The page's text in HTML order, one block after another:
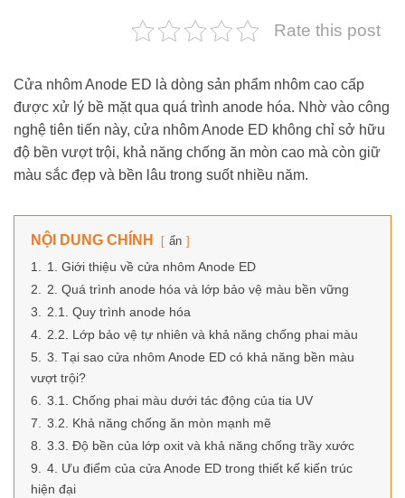
Rate this post
Cửa nhôm Anode ED là dòng sản phẩm nhôm cao cấp
được xử lý bề mặt qua quá trình anode hóa. Nhờ vào công
nghệ tiên tiến này, cửa nhôm Anode ED không chỉ sở hữu
độ bền vượt trội, khả năng chống ăn mòn cao mà còn giữ
màu sắc đẹp và bền lâu trong suốt nhiều năm.
NỘI DUNG CHÍNH ẩn
1.
1. Giới thiệu về cửa nhôm Anode ED
2.
2. Quá trình anode hóa và lớp bảo vệ màu bền vững
3.
2.1. Quy trình anode hóa
4.
2.2. Lớp bảo vệ tự nhiên và khả năng chống phai màu
5.
3. Tại sao cửa nhôm Anode ED có khả năng bền màu
vượt trội?
6.
3.1. Chống phai màu dưới tác động của tia UV
7.
3.2. Khả năng chống ăn mòn mạnh mẽ
8.
3.3. Độ bền của lớp oxit và khả năng chống trầy xước
9.
4. Ưu điểm của cửa Anode ED trong thiết kế kiến trúc
hiện đại